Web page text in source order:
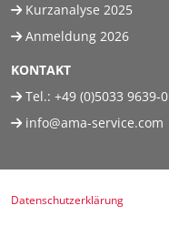
Kurzanalyse 2025
Anmeldung 2026
KONTAKT
Tel.: +49 (0)5033 9639-0
info@ama-service.com
Datenschutzerklärung